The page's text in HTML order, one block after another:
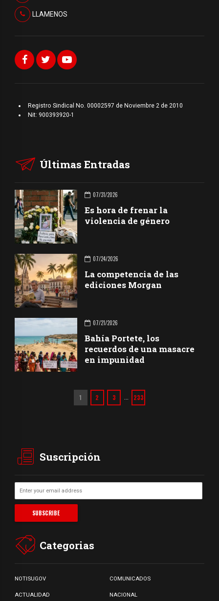
LLAMENOS
Registro Sindical No. 00002597 de Noviembre 2 de 2010
Nit: 900393920-1
Últimas Entradas
07/31/2026
Es hora de frenar la
violencia de género
07/24/2026
La competencia de las
ediciones Morgan
07/21/2026
Bahía Portete, los
recuerdos de una masacre
en impunidad
1 2 3 233
Suscripción
Categorias
NOTISUGOV COMUNICADOS
ACTUALIDAD NACIONAL